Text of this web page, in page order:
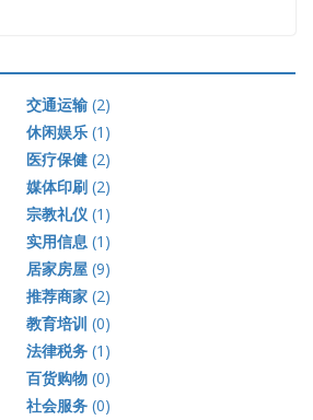
交通运输(2)
休闲娱乐(1)
医疗保健(2)
媒体印刷(2)
宗教礼仪(1)
实用信息(1)
居家房屋(9)
推荐商家(2)
教育培训 (0)
法律税务(1)
百货购物(0)
社会服务(0)